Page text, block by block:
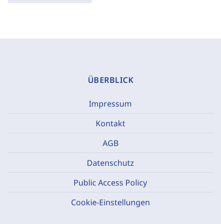
ÜBERBLICK
Impressum
Kontakt
AGB
Datenschutz
Public Access Policy
Cookie-Einstellungen